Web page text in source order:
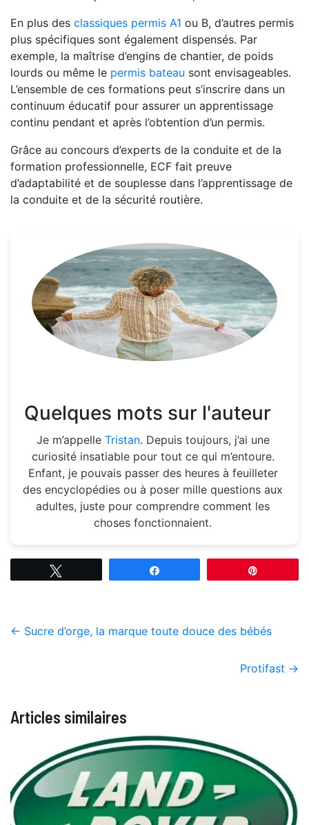
En plus des classiques permis A1 ou B, d’autres permis
plus spécifiques sont également dispensés. Par
exemple, la maîtrise d’engins de chantier, de poids
lourds ou même le permis bateau sont envisageables.
L’ensemble de ces formations peut s’inscrire dans un
continuum éducatif pour assurer un apprentissage
continu pendant et après l’obtention d’un permis.
Grâce au concours d’experts de la conduite et de la
formation professionnelle, ECF fait preuve
d’adaptabilité et de souplesse dans l’apprentissage de
la conduite et de la sécurité routière.
Quelques mots sur l'auteur
Je m’appelle Tristan. Depuis toujours, j’ai une
curiosité insatiable pour tout ce qui m’entoure.
Enfant, je pouvais passer des heures à feuilleter
des encyclopédies ou à poser mille questions aux
adultes, juste pour comprendre comment les
choses fonctionnaient.
← Sucre d’orge, la marque toute douce des bébés
Protifast →
Articles similaires